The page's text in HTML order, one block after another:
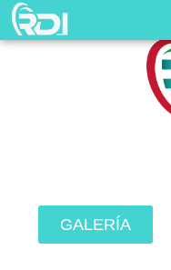
GALERÍA